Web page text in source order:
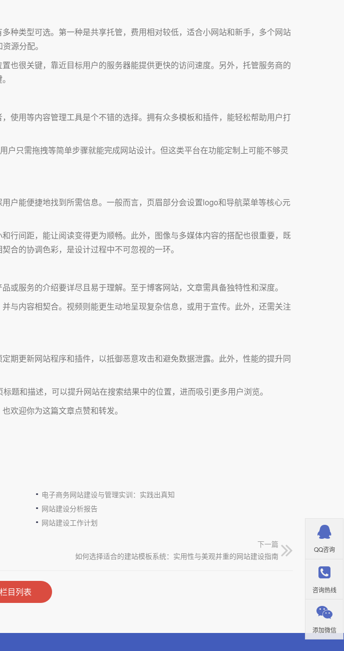
种类型可选。第一种是共享托管，费用相对较低，适合小网站和新手，多个网站
源分配。
也很关键，靠近目标用户的服务器能提供更快的访问速度。另外，托管服务商的
使用等内容管理工具是个不错的选择。拥有众多模板和插件，能轻松帮助用户打
只需拖拽等简单步骤就能完成网站设计。但这类平台在功能定制上可能不够灵
户能便捷地找到所需信息。一般而言，页眉部分会设置logo和导航菜单等核心元
行间距，能让阅读变得更为顺畅。此外，图像与多媒体内容的搭配也很重要，既
合的协调色彩，是设计过程中不可忽视的一环。
服务的介绍要详尽且易于理解。至于博客网站，文章需具备独特性和深度。
与内容相契合。视频则能更生动地呈现复杂信息，或用于宣传。此外，还需关注
期更新网站程序和插件，以抵御恶意攻击和避免数据泄露。此外，性能的提升同
题和描述，可以提升网站在搜索结果中的位置，进而吸引更多用户浏览。
欢迎你为这篇文章点赞和转发。
电子商务网站建设与管理实训：实践出真知
网站建设分析报告
网站建设工作计划
下一篇
如何选择适合的建站模板系统：实用性与美观并重的网站建设指南
目列表
QQ咨询
咨询热线
添加微信